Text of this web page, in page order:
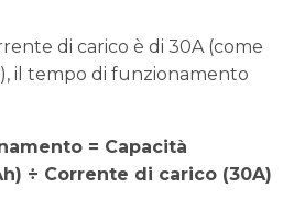
di carico è di 30A (come
il tempo di funzionamento
= Capacità
÷ Corrente di carico (30A)